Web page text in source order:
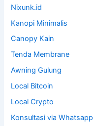
Nixunk.id
Kanopi Minimalis
Canopy Kain
Tenda Membrane
Awning Gulung
Local Bitcoin
Local Crypto
Konsultasi via Whatsapp